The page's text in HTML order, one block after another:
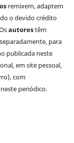
remixem, adaptem
o devido crédito
autorestêm
para
publicada neste
em site pessoal,
com
periódico.